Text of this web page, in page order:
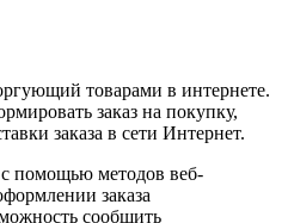
товарами в интернете.
заказ на покупку,
заказа в сети Интернет.
помощью методов веб-
заказа
сообщить